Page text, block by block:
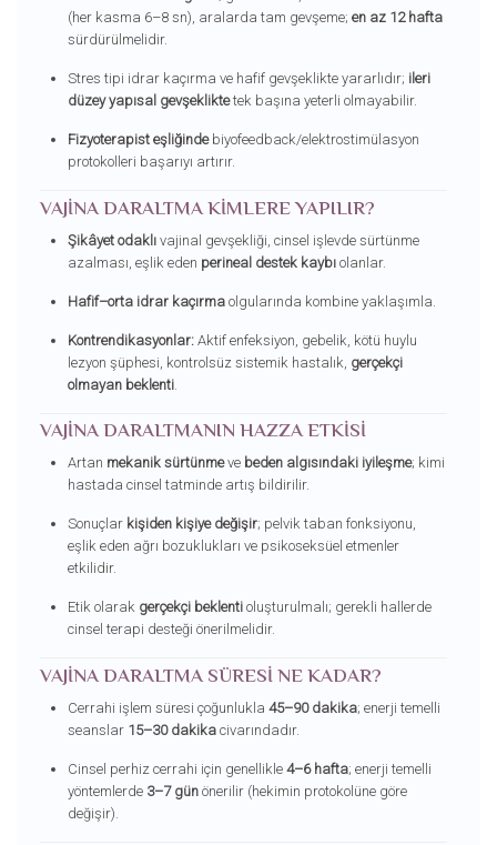
(her kasma 6–8 sn), aralarda tam gevşeme; en az 12 hafta
sürdürülmelidir.
Stres tipi idrar kaçırma ve hafif gevşeklikte yararlıdır; ileri
düzey yapısal gevşekliktetek başına yeterli olmayabilir.
Fizyoterapist eşliğindebiyofeedback/elektrostimülasyon
protokolleri başarıyı artırır.
VAJINA DARALTMA KIMLERE YAPILIR?
Şikâyet odaklıvajinal gevşekliği, cinsel işlevde sürtünme
azalması, eşlik eden perineal destek kaybıolanlar.
Hafif–orta idrar kaçırmaolgularında kombine yaklaşımla.
Kontrendikasyonlar:Aktif enfeksiyon, gebelik, kötü huylu
lezyon şüphesi, kontrolsüz sistemik hastalık, gerçekçi
olmayan beklenti.
VAJINA DARALTMANIN HAZZA ETKISI
Artan mekanik sürtünmeve beden algısındaki iyileşme; kimi
hastada cinsel tatminde artış bildirilir.
Sonuçlar kişiden kişiye değişir; pelvik taban fonksiyonu,
eşlik eden ağrı bozuklukları ve psikoseksüel etmenler
etkilidir.
Etik olarak gerçekçi beklentioluşturulmalı; gerekli hallerde
cinsel terapi desteği önerilmelidir.
VAJINA DARALTMA SÜRESI NE KADAR?
Cerrahi işlem süresi çoğunlukla 45–90 dakika; enerji temelli
seanslar 15–30 dakikacivarındadır.
Cinsel perhiz cerrahi için genellikle 4–6 hafta; enerji temelli
yöntemlerde 3–7 günönerilir (hekimin protokolüne göre
değişir).